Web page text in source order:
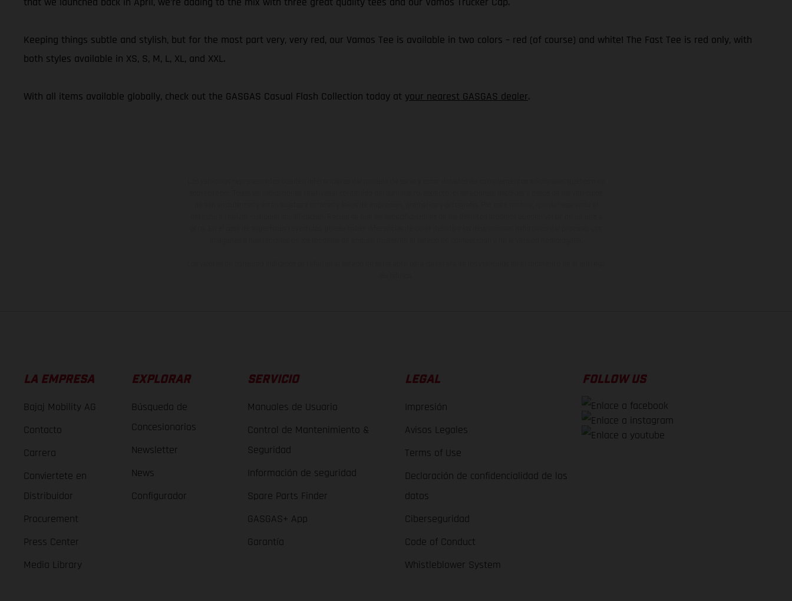
Keeping things subtle and stylish, but for the most part very, very red, our Vamos Tee is available in two colors – red (of course) and white! The Fast Tee is red only, with
both styles available in XS, S, M, L, XL, and XXL.
With all items available globally, check out the GASGAS Casual Flash Collection today at your nearest GASGAS dealer.
LA EMPRESA
Bajaj Mobility AG
Contacto
Carrera
Conviertete en
Distribuidor
Procurement
Press Center
Media Library
EXPLORAR
Búsqueda de
Concesionarios
Newsletter
News
Configurador
SERVICIO
Manuales de Usuario
Control de Mantenimiento &
Seguridad
Información de seguridad
Spare Parts Finder
GASGAS+ App
Garantía
LEGAL
Impresión
Avisos Legales
Terms of Use
Declaración de confidencialidad de los
datos
Ciberseguridad
Code of Conduct
Whistleblower System
FOLLOW US